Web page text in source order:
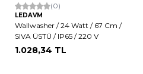
(0)
LEDAVM
Wallwasher / 24 Watt / 67 Cm /
SIVA ÜSTÜ / IP65 / 220 V
1.028,34 TL